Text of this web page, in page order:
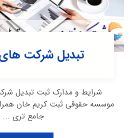
تبدیل شرکت
شرایط و مدارک ثبت تبدیل
موسسه حقوقی ثبت کریم خان
جامع تری ...